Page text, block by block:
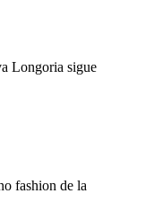
Longoria sigue
fashion de la